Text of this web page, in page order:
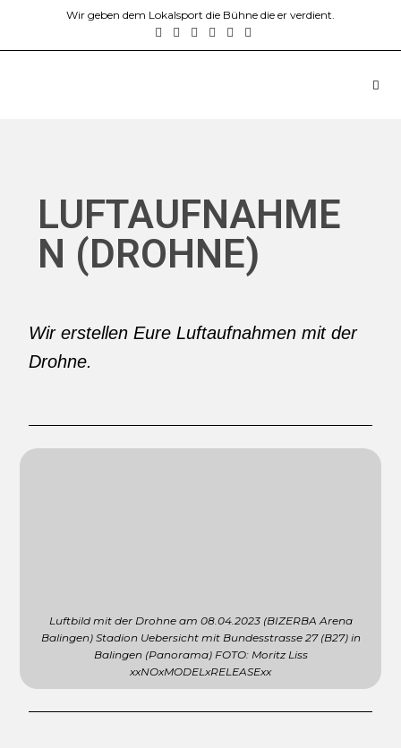
Wir geben dem Lokalsport die Bühne die er verdient.
LUFTAUFNAHME
N (DROHNE)
Wir erstellen Eure Luftaufnahmen mit der
Drohne.
Luftbild mit der Drohne am 08.04.2023 (BIZERBA Arena
Balingen) Stadion Uebersicht mit Bundesstrasse 27 (B27) in
Balingen (Panorama) FOTO: Moritz Liss
xxNOxMODELxRELEASExx